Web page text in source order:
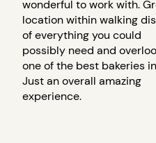
wonderful to work with.
location within walking
of everything you could
possibly need and
one of the best bakeries
Just an overall amazing
experience.